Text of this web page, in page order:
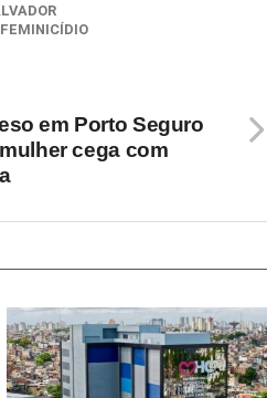
em Porto Seguro
cega com